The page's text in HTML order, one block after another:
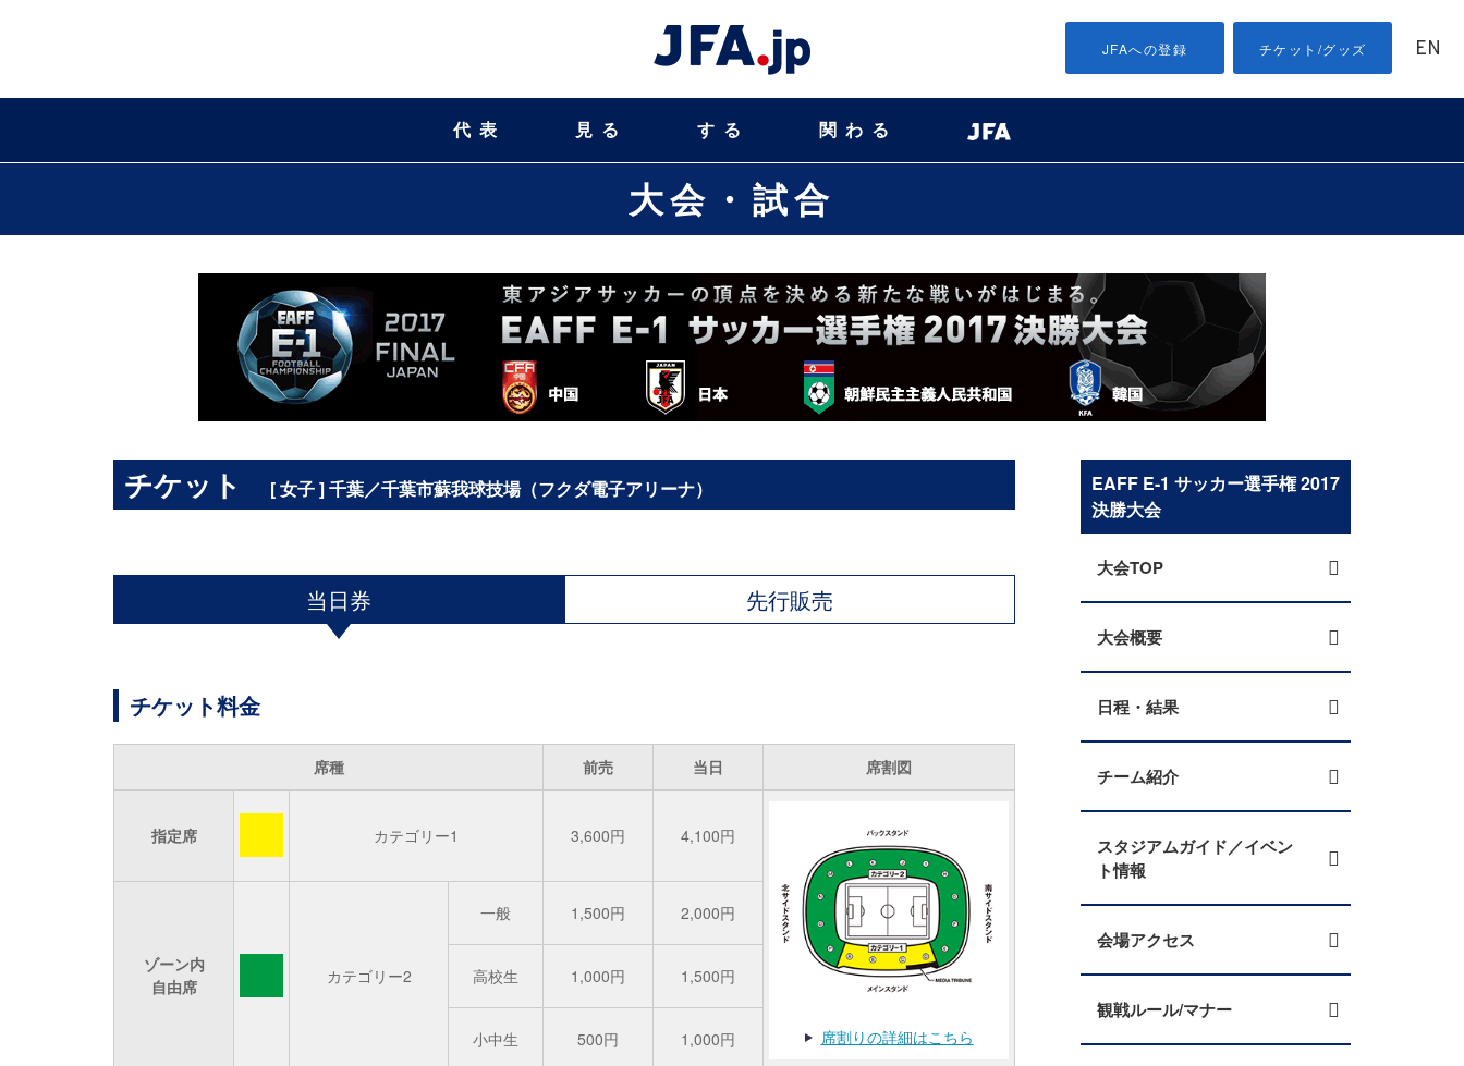
JFAへの登録 チケット/グッズ EN
代表 見る する 関わる
大会・試合
チケット [ 女子 ] 千葉／千葉市蘇我球技場（フクダ電子アリーナ）
当日券 先行販売
チケット料金
席種 前売 当日 席割図
指定席 カテゴリー1 3,600円 4,100円
席割りの詳細はこちら
ゾーン内
自由席
カテゴリー2
一般 1,500円 2,000円
高校生 1,000円 1,500円
小中生 500円 1,000円
EAFF E-1 サッカー選手権 2017
決勝大会
大会TOP
大会概要
日程・結果
チーム紹介
スタジアムガイド／イベン
ト情報
会場アクセス
観戦ルール/マナー